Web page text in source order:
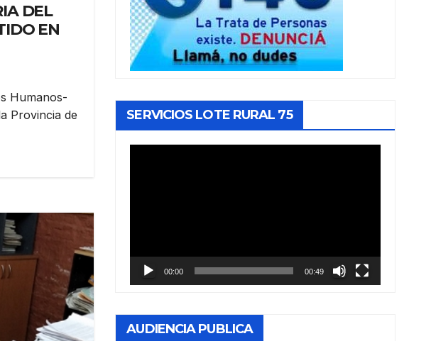
DEL
EN
DE
LA
EL
DE
Humanos-
Provincia de
SERVICIOS LOTE RURAL 75
00:00 00:49
AUDIENCIA PUBLICA